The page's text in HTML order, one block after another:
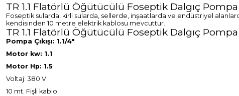
TR 1.1 Flatörlü Öğütücülü Foseptik Dalgıç
Foseptik sularda, kirli sularda, sellerde, inşaatlarda ve endüstriyel
kendisinden 10 metre elektrik kablosu mevcuttur.
TR 1.1 Flatörlü Öğütücülü Foseptik Dalgıç
Pompa Çıkışı: 1.1/4"
Motor kw: 1.1
Motor Hp: 1.5
Voltaj: 380 V
10 mt. Fişli kablo